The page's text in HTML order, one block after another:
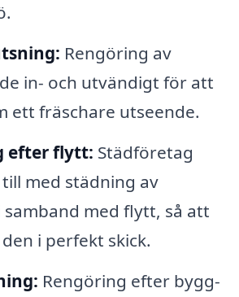
Rengöring av
in- och utvändigt för att
ett fräschare utseende.
efter flytt: Städföretag
med städning av
med flytt, så att
i perfekt skick.
Rengöring efter bygg-